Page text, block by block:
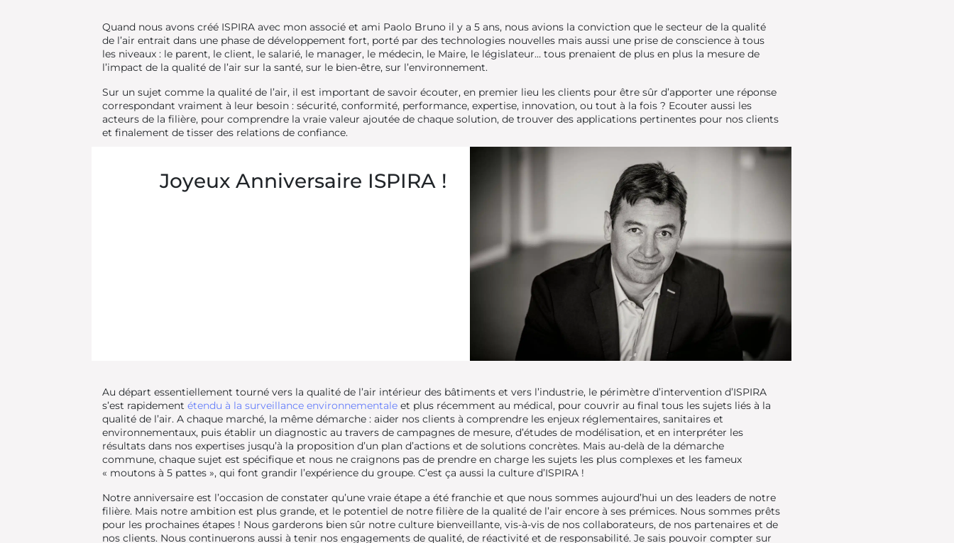
Quand nous avons créé ISPIRA avec mon associé et ami Paolo Bruno il y a 5 ans, nous avions la conviction que le secteur de la qualité
de l’air entrait dans une phase de développement fort, porté par des technologies nouvelles mais aussi une prise de conscience à tous
les niveaux : le parent, le client, le salarié, le manager, le médecin, le Maire, le législateur… tous prenaient de plus en plus la mesure de
l’impact de la qualité de l’air sur la santé, sur le bien-être, sur l’environnement.
Sur un sujet comme la qualité de l’air, il est important de savoir écouter, en premier lieu les clients pour être sûr d’apporter une réponse
correspondant vraiment à leur besoin : sécurité, conformité, performance, expertise, innovation, ou tout à la fois ? Ecouter aussi les
acteurs de la filière, pour comprendre la vraie valeur ajoutée de chaque solution, de trouver des applications pertinentes pour nos clients
et finalement de tisser des relations de confiance.
Joyeux Anniversaire ISPIRA !
Au départ essentiellement tourné vers la qualité de l’air intérieur des bâtiments et vers l’industrie, le périmètre d’intervention d’ISPIRA
s’est rapidementétendu à la surveillance environnementale et plus récemment au médical, pour couvrir au final tous les sujets liés à la
qualité de l’air. A chaque marché, la même démarche : aider nos clients à comprendre les enjeux réglementaires, sanitaires et
environnementaux, puis établir un diagnostic au travers de campagnes de mesure, d’études de modélisation, et en interpréter les
résultats dans nos expertises jusqu’à la proposition d’un plan d’actions et de solutions concrètes. Mais au-delà de la démarche
commune, chaque sujet est spécifique et nous ne craignons pas de prendre en charge les sujets les plus complexes et les fameux
« moutons à 5 pattes », qui font grandir l’expérience du groupe. C’est ça aussi la culture d’ISPIRA !
Notre anniversaire est l’occasion de constater qu’une vraie étape a été franchie et que nous sommes aujourd’hui un des leaders de notre
filière. Mais notre ambition est plus grande, et le potentiel de notre filière de la qualité de l’air encore à ses prémices. Nous sommes prêts
pour les prochaines étapes ! Nous garderons bien sûr notre culture bienveillante, vis-à-vis de nos collaborateurs, de nos partenaires et de
nos clients. Nous continuerons aussi à tenir nos engagements de qualité, de réactivité et de responsabilité. Je sais pouvoir compter sur